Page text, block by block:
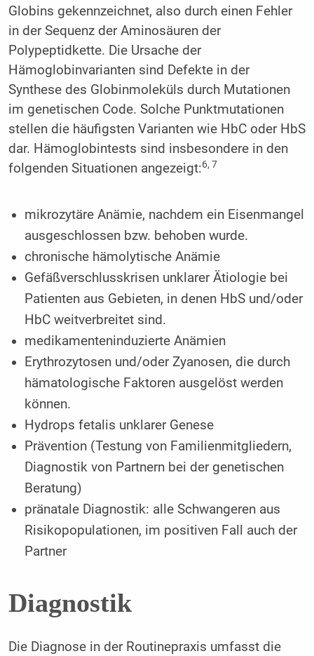
Globins gekennzeichnet, also durch einen Fehler
in der Sequenz der Aminosäuren der
Polypeptidkette. Die Ursache der
Hämoglobinvarianten sind Defekte in der
Synthese des Globinmoleküls durch Mutationen
im genetischen Code. Solche Punktmutationen
stellen die häufigsten Varianten wie HbC oder HbS
dar. Hämoglobintests sind insbesondere in den
folgenden Situationen angezeigt:6, 7
mikrozytäre Anämie, nachdem ein Eisenmangel
ausgeschlossen bzw. behoben wurde.
chronische hämolytische Anämie
Gefäßverschlusskrisen unklarer Ätiologie bei
Patienten aus Gebieten, in denen HbS und/oder
HbC weitverbreitet sind.
medikamenteninduzierte Anämien
Erythrozytosen und/oder Zyanosen, die durch
hämatologische Faktoren ausgelöst werden
können.
Hydrops fetalis unklarer Genese
Prävention (Testung von Familienmitgliedern,
Diagnostik von Partnern bei der genetischen
Beratung)
pränatale Diagnostik: alle Schwangeren aus
Risikopopulationen, im positiven Fall auch der
Partner
Diagnostik
Die Diagnose in der Routinepraxis umfasst die